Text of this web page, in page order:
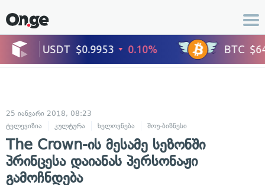
25 იანვარი 2018, 08:23
ტელევიზია
კულტურა ხელოვნება შოუ-ბიზნესი
The Crown-ის მესამე სეზონში
პრინცესა დაიანას პერსონაჟი
გამოჩნდება